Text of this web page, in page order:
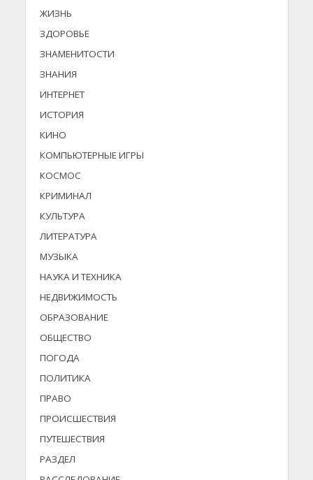
ЖИЗНЬ
ЗДОРОВЬЕ
ЗНАМЕНИТОСТИ
ЗНАНИЯ
ИНТЕРНЕТ
ИСТОРИЯ
КИНО
КОМПЬЮТЕРНЫЕ ИГРЫ
КОСМОС
КРИМИНАЛ
КУЛЬТУРА
ЛИТЕРАТУРА
МУЗЫКА
НАУКА И ТЕХНИКА
НЕДВИЖИМОСТЬ
ОБРАЗОВАНИЕ
ОБЩЕСТВО
ПОГОДА
ПОЛИТИКА
ПРАВО
ПРОИСШЕСТВИЯ
ПУТЕШЕСТВИЯ
РАЗДЕЛ